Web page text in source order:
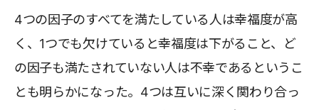
4つの因子のすべてを満たしている人は幸福度が高
く、1つでも欠けていると幸福度は下がること、ど
の因子も満たされていない人は不幸であるというこ
とも明らかになった。4つは互いに深く関わり合っ